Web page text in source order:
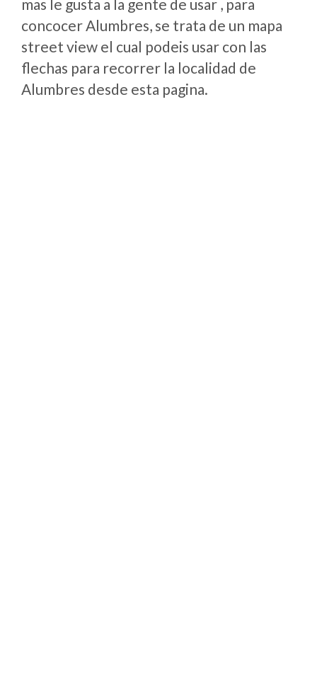
mas le gusta a la gente de usar , para
concocer Alumbres, se trata de un mapa
street view el cual podeis usar con las
flechas para recorrer la localidad de
Alumbres desde esta pagina.